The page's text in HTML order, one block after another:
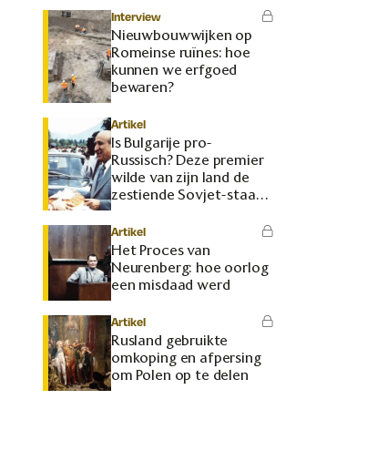
Interview
Nieuwbouwwijken op
Romeinse ruïnes: hoe
kunnen we erfgoed
bewaren?
Artikel
Is Bulgarije pro-
Russisch? Deze premier
wilde van zijn land de
zestiende Sovjet-staat
maken
Artikel
Het Proces van
Neurenberg: hoe oorlog
een misdaad werd
Artikel
Rusland gebruikte
omkoping en afpersing
om Polen op te delen